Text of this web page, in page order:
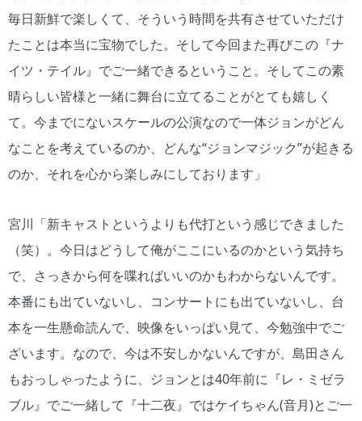
毎日新鮮で楽しくて、そういう時間を共有させていただけ
たことは本当に宝物でした。そして今回また再びこの『ナ
イツ・テイル』でご一緒できるということ。そしてこの素
晴らしい皆様と一緒に舞台に立てることがとても嬉しく
て。今までにないスケールの公演なので一体ジョンがどん
なことを考えているのか、どんな“ジョンマジック”が起きる
のか、それを心から楽しみにしております」
宮川「新キャストというよりも代打という感じできました
（笑）。今日はどうして俺がここにいるのかという気持ち
で、さっきから何を喋ればいいのかもわからないんです。
本番にも出ていないし、コンサートにも出ていないし、台
本を一生懸命読んで、映像をいっぱい見て、今勉強中でご
ざいます。なので、今は不安しかないんですが、島田さん
もおっしゃったように、ジョンとは40年前に『レ・ミゼラ
ブル』でご一緒して『十二夜』ではケイちゃん(音月)とご一